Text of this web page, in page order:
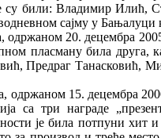
су били: Владимир
сајму у Бањалуци
одржаном 20. децембра
пласману била
Предраг Танасковић,
15. децембра
са три награде
је била потпуни хит